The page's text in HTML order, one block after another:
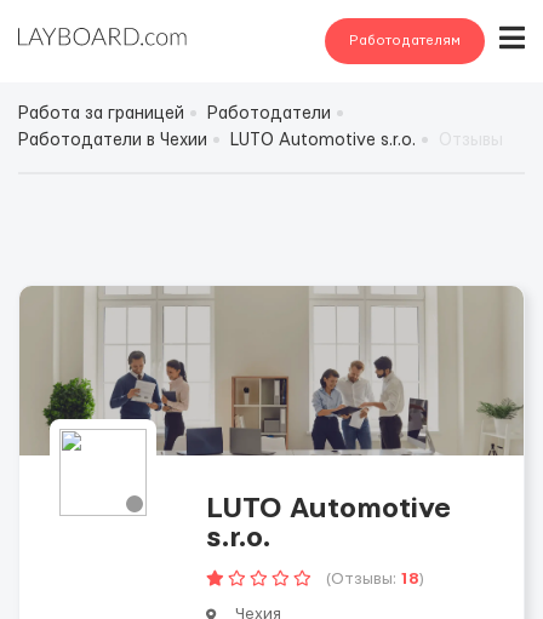
Работодателям
Работа за границей
Работодатели
Работодатели в Чехии
LUTO Automotive s.r.o.
LUTO Automotive
s.r.o.
(Отзывы: 18)
Чехия